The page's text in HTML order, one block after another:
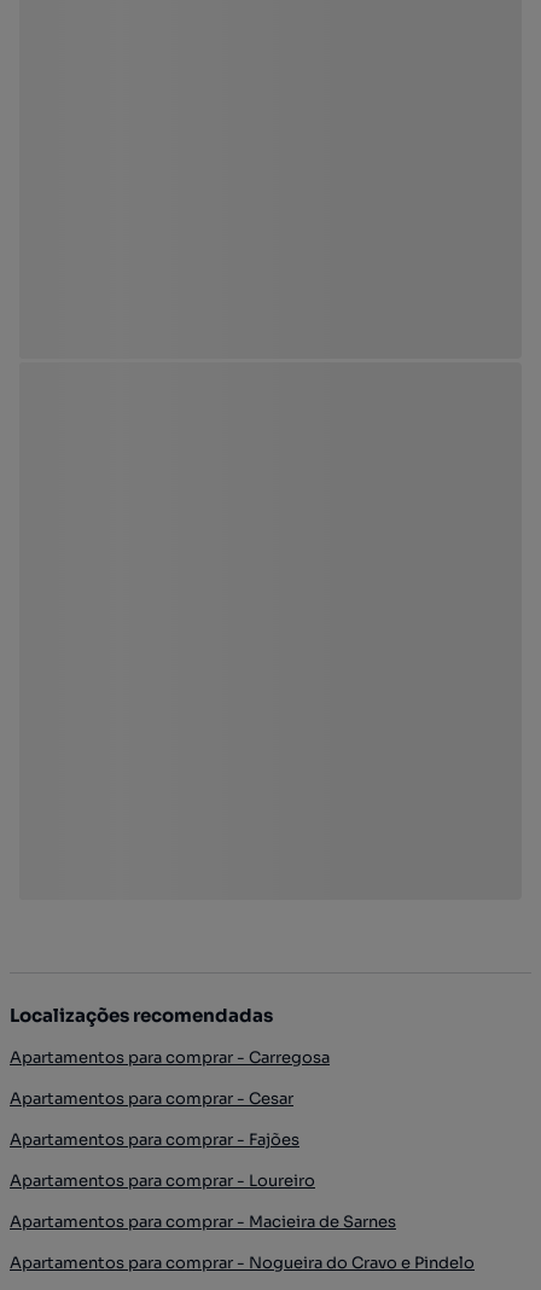
Localizações recomendadas
Apartamentos para comprar - Carregosa
Apartamentos para comprar - Cesar
Apartamentos para comprar - Fajões
Apartamentos para comprar - Loureiro
Apartamentos para comprar - Macieira de Sarnes
Apartamentos para comprar - Nogueira do Cravo e Pindelo